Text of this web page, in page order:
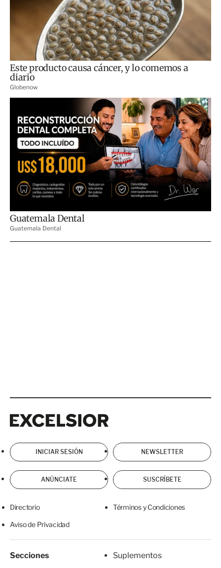
INICIAR SESIÓN NEWSLETTER
ANÚNCIATE SUSCRÍBETE
Directorio Términos y Condiciones
Aviso de Privacidad
Secciones
Suplementos